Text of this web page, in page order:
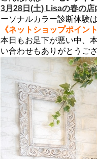
3月28日(土) Lisaの春の店
ーソナルカラー診断体験
《ネットショップポイン
本日もお足下が悪い中、
い合わせもありがとうご